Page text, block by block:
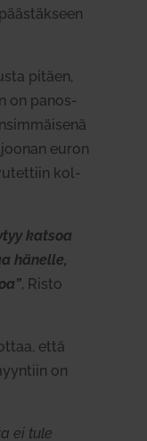
pitäen,
on panos­
euron
kol­
katsoa
hänelle,
, Risto
että
on
ei tule